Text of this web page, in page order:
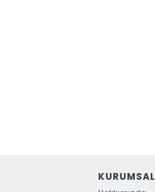
KURUMSAL